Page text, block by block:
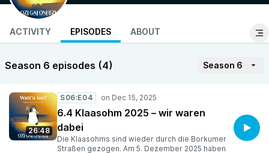
ACTIVITY EPISODES ABOUT
Season 6 episodes (4) Season 6
26:48
S06:E04
6.4 Klaasohm 2025 – wir waren
dabei
Die Klaasohms sind wieder durch die Borkumer
Straßen gezogen. Am 5. Dezember 2025 haben